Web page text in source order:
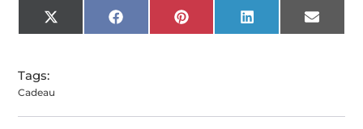
X
(Twitter)
FacebookPinterest LinkedIn Email
Tags:
Cadeau